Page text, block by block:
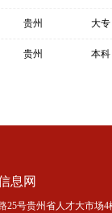
贵州 大专
贵州 本科
息网
25号贵州省人才大市场